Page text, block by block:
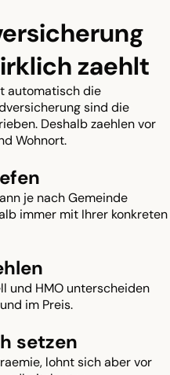
zaehlt
automatisch die
sind die
Deshalb zaehlen vor
Wohnort.
je nach Gemeinde
immer mit Ihrer konkreten
und HMO unterscheiden
im Preis.
setzen
lohnt sich aber vor